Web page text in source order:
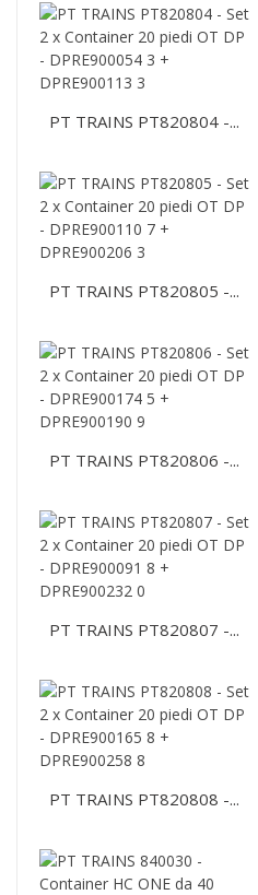
PT TRAINS PT820804 -...
PT TRAINS PT820805 -...
PT TRAINS PT820806 -...
PT TRAINS PT820807 -...
PT TRAINS PT820808 -...